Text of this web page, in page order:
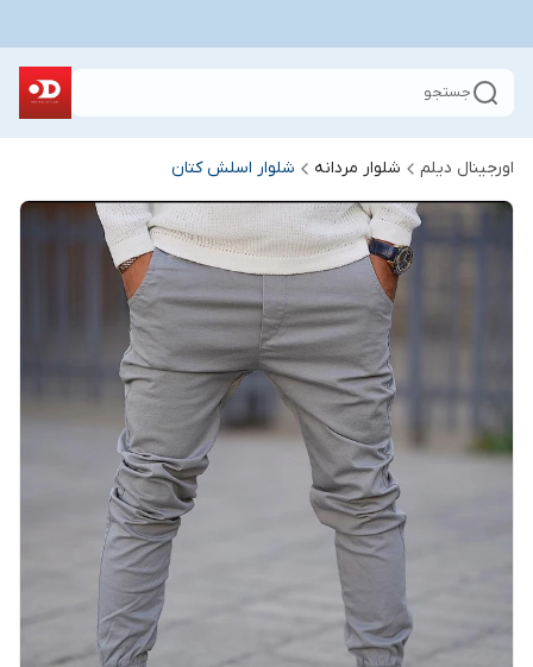
جستجو
اورجینال دیلم شلوار مردانه شلوار اسلش کتان